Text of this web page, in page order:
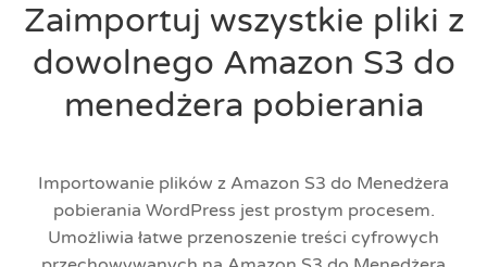
Zaimportuj wszystkie pliki z
dowolnego Amazon S3 do
menedżera pobierania
Importowanie plików z Amazon S3 do Menedżera
pobierania WordPress jest prostym procesem.
Umożliwia łatwe przenoszenie treści cyfrowych